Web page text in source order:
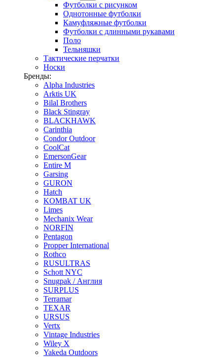
Футболки с рисунком
Однотонные футболки
Камуфляжные футболки
Футболки с длинными рукавами
Поло
Тельняшки
Тактические перчатки
Носки
Бренды:
Alpha Industries
Arktis UK
Bilal Brothers
Black Stingray
BLACKHAWK
Carinthia
Condor Outdoor
CoolCat
EmersonGear
Entire M
Garsing
GURON
Hatch
KOMBAT UK
Limes
Mechanix Wear
NORFIN
Pentagon
Propper International
Rothco
RUSULTRAS
Schott NYC
Snugpak / Англия
SURPLUS
Terramar
TEXAR
URSUS
Vertx
Vintage Industries
Wiley X
Yakeda Outdoors